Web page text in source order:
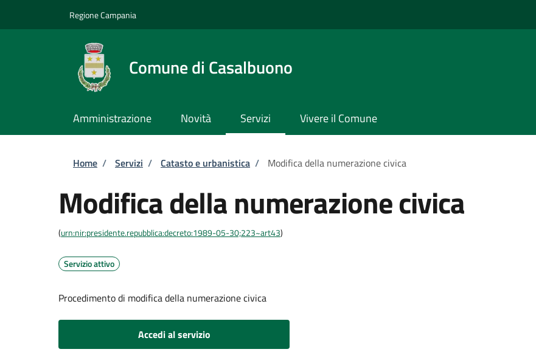
Regione Campania
Comune di Casalbuono
Amministrazione Novità Servizi Vivere il Comune
Briciole di pane
Home / Servizi / Catasto e urbanistica / Modifica della numerazione civica
Modifica della numerazione civica
(urn:nir:presidente.repubblica:decreto:1989-05-30;223~art43)
Servizio attivo
Procedimento di modifica della numerazione civica
Accedi al servizio